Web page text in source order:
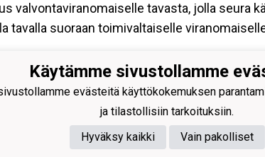
valvontaviranomaiselle tavasta, jolla seura
tavalla suoraan toimivaltaiselle
Ryhti ry
Junikco Oy
4, 61300 Kurikka
0209072-4
Käytämme sivustollamme
evästeitä käyttökokemuksen
ja tilastollisiin tarkoituksiin.
Hyväksy kaikki
Vain pakolliset